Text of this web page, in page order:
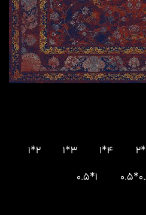
4*1
3*1
2*1
1*0.5